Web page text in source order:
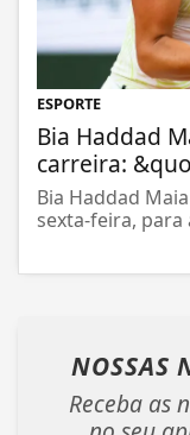
ESPORTE
Bia Haddad
carreira:
Bia Haddad
sexta-feira, para
NOSSAS
Receba as